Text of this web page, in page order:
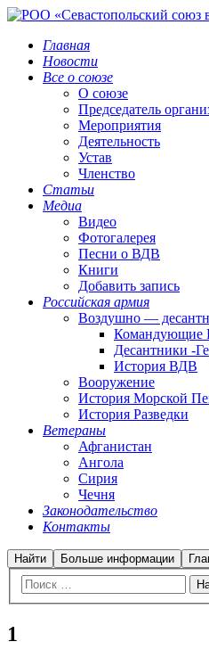
Главная
Новости
Все о союзе
О союзе
Председатель
Мероприятия
Деятельность
Устав
Членство
Статьи
Медиа
Видео
Фотогалерея
Песни о ВДВ
Книги
Добавить запись
Российская армия
Воздушно —
Командующие
Десантники -
История ВДВ
Вооружение
История Морской
История Разведки
Ветераны
Афганистан
Ангола
Сирия
Чечня
Законодательство
Контакты
Найти Больше информации
1